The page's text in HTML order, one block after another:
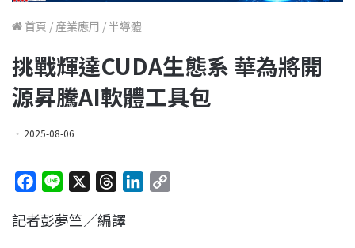
首頁 / 產業應用 /半導體
挑戰輝達CUDA生態系 華為將開
源昇騰AI軟體工具包
2025-08-06
c
n
r
記者彭夢竺／編譯